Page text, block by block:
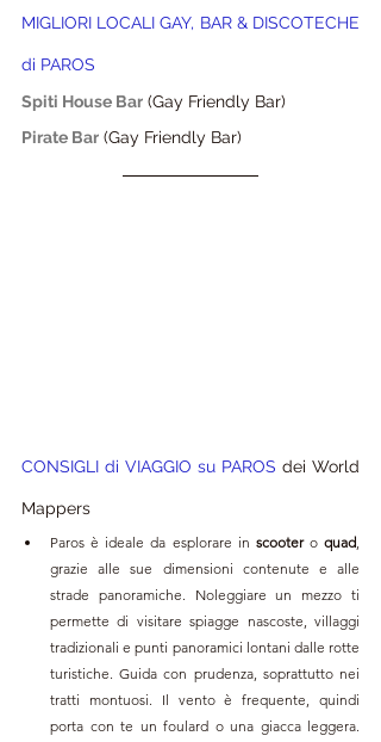
MIGLIORI LOCALI GAY, BAR & DISCOTECHE
di PAROS
Spiti House Bar (Gay Friendly Bar)
Pirate Bar (Gay Friendly Bar)
CONSIGLI di VIAGGIO su PAROS dei World
Mappers
Paros è ideale da esplorare in scooter o quad,
grazie alle sue dimensioni contenute e alle
strade panoramiche. Noleggiare un mezzo ti
permette di visitare spiagge nascoste, villaggi
tradizionali e punti panoramici lontani dalle rotte
turistiche. Guida con prudenza, soprattutto nei
tratti montuosi. Il vento è frequente, quindi
porta con te un foulard o una giacca leggera.